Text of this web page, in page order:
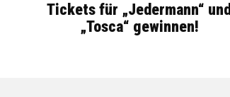
Tickets für „Jedermann“ und
„Tosca“ gewinnen!